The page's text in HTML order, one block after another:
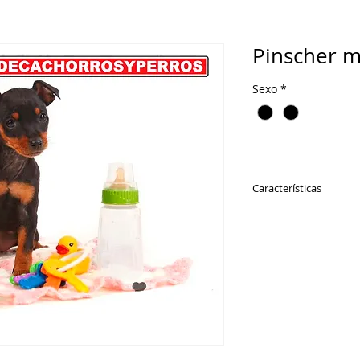
Pinscher
Sexo *
Características